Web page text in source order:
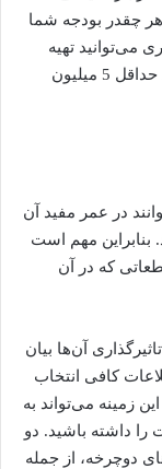
چقدر بودجه شما
می‌توانید تهیه
کنید؛ اما به صورت کلی برای خرید دوچرخه باید حداقل 5 میلیون
در عمر مفید آن
بنابراین مهم است
که در آن
آن‌ها بیان
کافی انتخاب
زمینه می‌تواند به
را داشته باشید. دو
دوچرخه، از جمله